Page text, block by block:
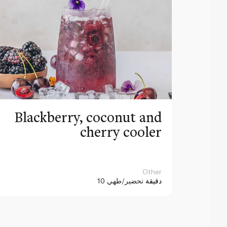
Blackberry, coconut and
cherry cooler
Other
10 دقيقة تحضير/طهي